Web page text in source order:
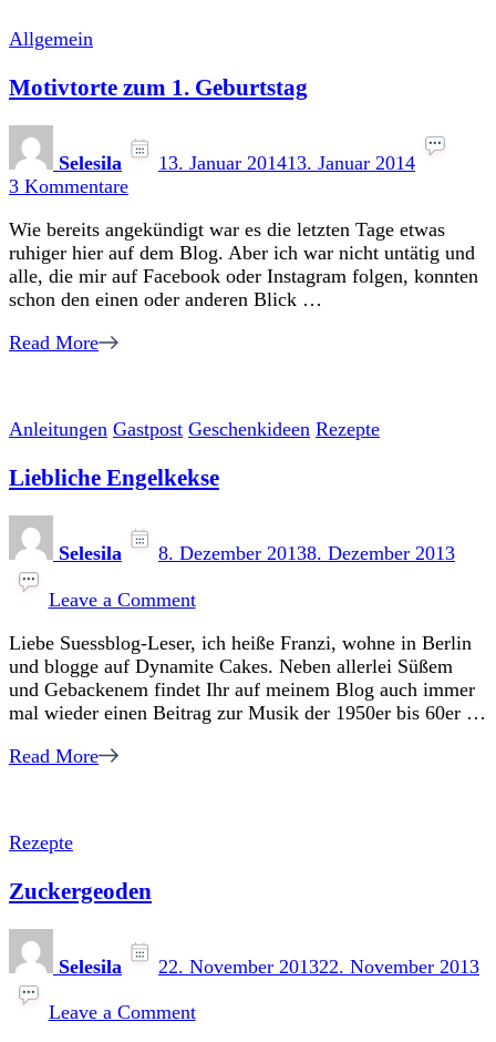
Allgemein
Motivtorte zum 1. Geburtstag
Selesila 13. Januar 201413. Januar 2014
3 Kommentarezu
zum
1.
Geburtstag
Wie bereits angekündigt war es die letzten Tage etwas
ruhiger hier auf dem Blog. Aber ich war nicht untätig und
alle, die mir auf Facebook oder Instagram folgen, konnten
schon den einen oder anderen Blick …
Read More
Anleitungen Gastpost Geschenkideen Rezepte
Liebliche Engelkekse
Selesila 8. Dezember 20138. Dezember 2013
Leave a CommentLiebliche
Liebe Suessblog-Leser, ich heiße Franzi, wohne in Berlin
und blogge auf Dynamite Cakes. Neben allerlei Süßem
und Gebackenem findet Ihr auf meinem Blog auch immer
mal wieder einen Beitrag zur Musik der 1950er bis 60er …
Read More
Rezepte
Zuckergeoden
Selesila 22. November 201322. November 2013
Leave a CommentZuckergeoden